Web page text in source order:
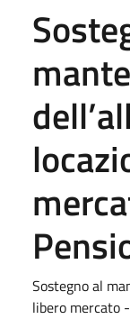
Sostegno al
libero mercato